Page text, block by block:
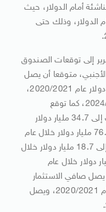
أمام الدولار، حيث
المصري بنسبة 4.9% أمام الدولار، وذلك حتى
إلى توقعات الصندوق
متوقعا أن يصل
إجمالي الاحتياطيات الدولية إلى 40.1 مليار دولار عام 2020/2021،
مرتفعاً ليصل إلى 51 مليار دولار عام 2024/2025، كما توقع
الصندوق أن تصل صادرات السلع والخدمات إلى 34.7 مليار دولار
خلال عام 2020/2021، ارتفاعا لتصل إلى 76.2 مليار دولار خلال عام
2024/2025، مع ارتفاع التحويلات الخاصة إلى 18.7 مليار دولار خلال
2021، لترتفع وصولا إلى 25 مليار دولار خلال عام
أن يصل صافي الاستثمار
الأجنبي المباشر إلى 5.5 مليار دولار خلال عام 2020/2021، ويصل